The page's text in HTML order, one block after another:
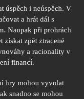
úspěch i neúspěch. V
a hrát dál s
Naopak při prohrách
získat zpět ztracené
a racionality v
financí.
hry mohou vyvolat
snadno se mohou